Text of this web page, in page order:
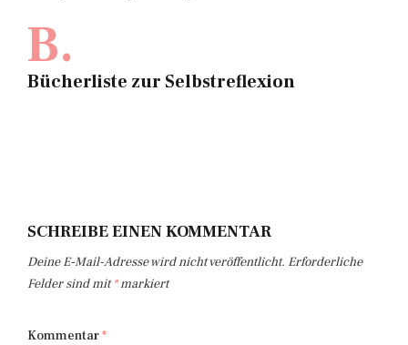
B.
Bücherliste zur Selbstreflexion
SCHREIBE EINEN KOMMENTAR
Deine E-Mail-Adresse wird nicht veröffentlicht. Erforderliche
Felder sind mit*markiert
Kommentar*